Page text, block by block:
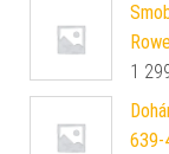
1
639-